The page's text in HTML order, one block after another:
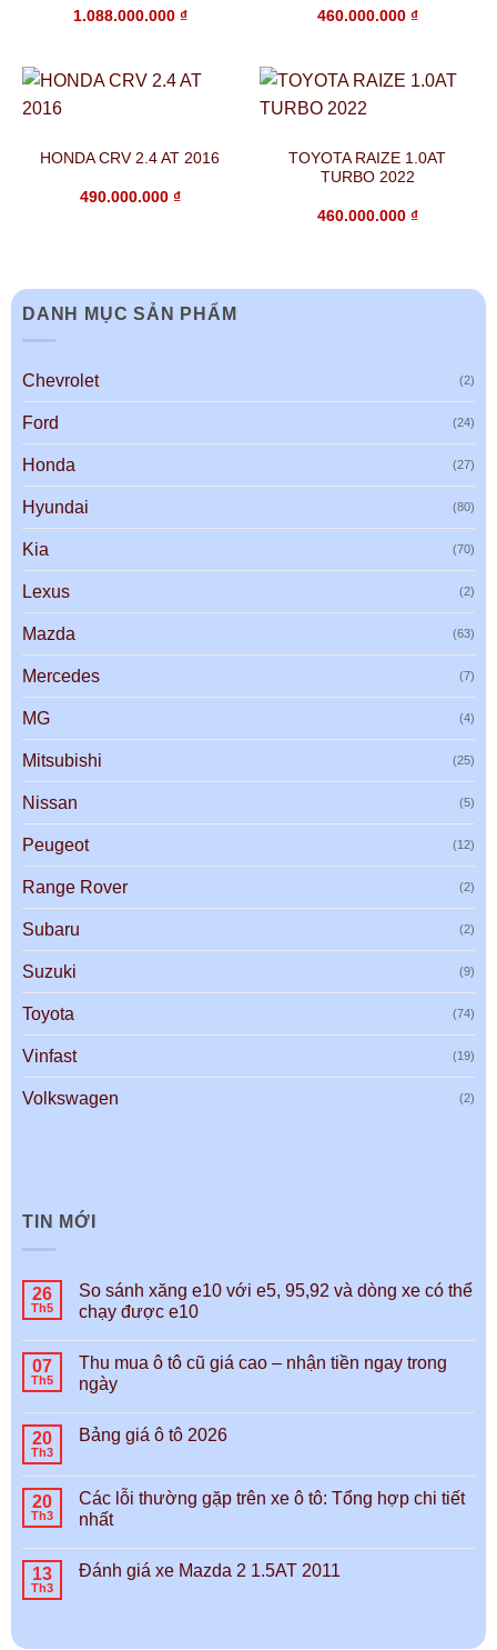
1.088.000.000 ₫ 460.000.000 ₫
HONDA CRV 2.4 AT 2016
490.000.000 ₫
TOYOTA RAIZE 1.0AT
TURBO 2022
460.000.000 ₫
DANH MỤC SẢN PHẨM
Chevrolet (2)
Ford (24)
Honda (27)
Hyundai (80)
Kia (70)
Lexus (2)
Mazda (63)
Mercedes (7)
MG (4)
Mitsubishi (25)
Nissan (5)
Peugeot (12)
Range Rover (2)
Subaru (2)
Suzuki (9)
Toyota (74)
Vinfast (19)
Volkswagen (2)
TIN MỚI
26
Th5
So sánh xăng e10 với e5, 95,92 và dòng xe có thể
chạy được e10
07
Th5
Thu mua ô tô cũ giá cao – nhận tiền ngay trong
ngày
20
Th3
Bảng giá ô tô 2026
20
Th3
Các lỗi thường gặp trên xe ô tô: Tổng hợp chi tiết
nhất
13
Th3
Đánh giá xe Mazda 2 1.5AT 2011